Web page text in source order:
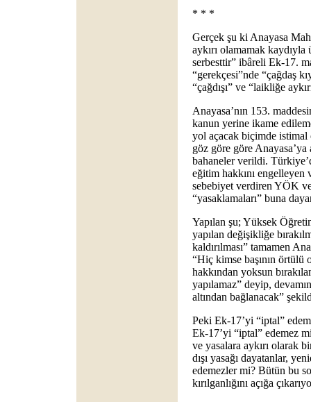
* * *
Gerçek şu ki Anayasa
aykırı olamamak kaydıyla
serbesttir” ibâreli Ek-17.
“gerekçesi”nde “çağdaş
“çağdışı” ve “laikliğe
Anayasa’nın 153.
kanun yerine ikame
yol açacak biçimde
göz göre göre Anayasa’ya
bahaneler verildi.
eğitim hakkını
sebebiyet verdiren YÖK
“yasaklamaları” buna
Yapılan şu; Yüksek
yapılan değişikliğe
kaldırılması” tamamen
“Hiç kimse başının örtülü
hakkından yoksun
yapılamaz” deyip,
altından bağlanacak”
Peki Ek-17’yi “iptal”
Ek-17’yi “iptal” edemez
ve yasalara aykırı olarak
dışı yasağı dayatanlar,
edemezler mi? Bütün bu
kırılganlığını açığa